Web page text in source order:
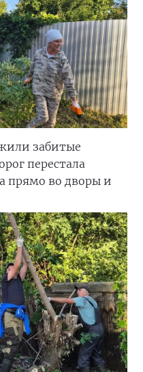
забитые
перестала
прямо во дворы и